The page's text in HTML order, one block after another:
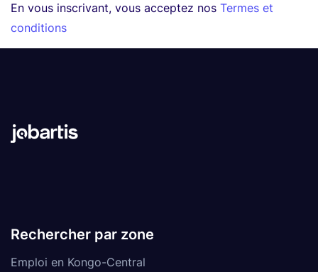
En vous inscrivant, vous acceptez nos Termes et
conditions
Rechercher par zone
Emploi en Kongo-Central